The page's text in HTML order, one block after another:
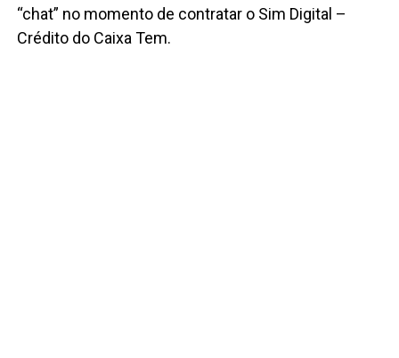
“chat” no momento de contratar o Sim Digital –
Crédito do Caixa Tem.